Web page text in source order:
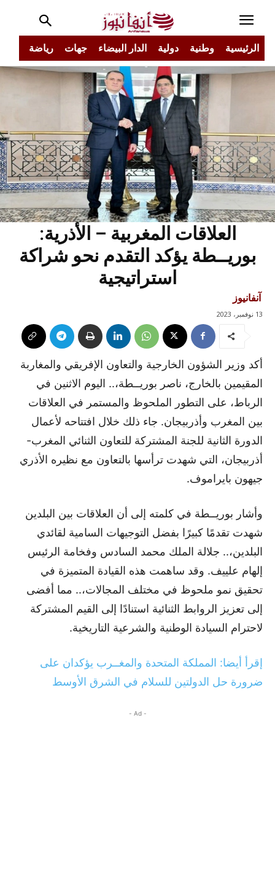
الرئيسية وطنية دولية الدار البيضاء جهات رياضة
العلاقات المغربية – الأذرية:
بوريــطة يؤكد التقدم نحو شراكة
استراتيجية
آنفانيوز
13 نوفمبر، 2023
أكد وزير الشؤون الخارجية والتعاون الإفريقي والمغاربة
المقيمين بالخارج، ناصر بوريــطة،.. اليوم الاثنين في
الرباط، على التطور الملحوظ والمستمر في العلاقات
بين المغرب وأذربيجان. جاء ذلك خلال افتتاحه لأعمال
الدورة الثانية للجنة المشتركة للتعاون الثنائي المغرب-
أذربيجان، التي شهدت ترأسها بالتعاون مع نظيره الأذري
جيهون بايراموف.
وأشار بوريــطة في كلمته إلى أن العلاقات بين البلدين
شهدت تقدمًا كبيرًا بفضل التوجيهات السامية لقائدي
البلدين،.. جلالة الملك محمد السادس وفخامة الرئيس
إلهام علييف. وقد ساهمت هذه القيادة المتميزة في
تحقيق نمو ملحوظ في مختلف المجالات،.. مما أفضى
إلى تعزيز الروابط الثنائية استنادًا إلى القيم المشتركة
لاحترام السيادة الوطنية والشرعية التاريخية.
إقرأ أيضا: المملكة المتحدة والمغــرب يؤكدان على
ضرورة حل الدولتين للسلام في الشرق الأوسط
- Ad -